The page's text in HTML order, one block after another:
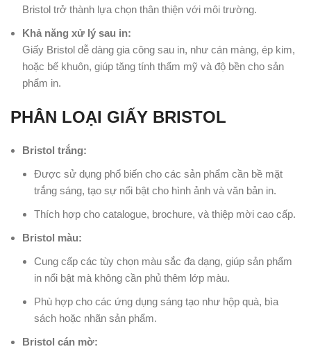
Bristol trở thành lựa chọn thân thiện với môi trường.
Khả năng xử lý sau in:
Giấy Bristol dễ dàng gia công sau in, như cán màng, ép kim,
hoặc bế khuôn, giúp tăng tính thẩm mỹ và độ bền cho sản
phẩm in.
PHÂN LOẠI GIẤY BRISTOL
Bristol trắng:
Được sử dụng phổ biến cho các sản phẩm cần bề mặt
trắng sáng, tạo sự nổi bật cho hình ảnh và văn bản in.
Thích hợp cho catalogue, brochure, và thiệp mời cao cấp.
Bristol màu:
Cung cấp các tùy chọn màu sắc đa dạng, giúp sản phẩm
in nổi bật mà không cần phủ thêm lớp màu.
Phù hợp cho các ứng dụng sáng tạo như hộp quà, bìa
sách hoặc nhãn sản phẩm.
Bristol cán mờ: